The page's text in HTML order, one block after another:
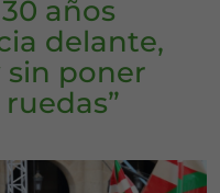
años
delante,
sin poner